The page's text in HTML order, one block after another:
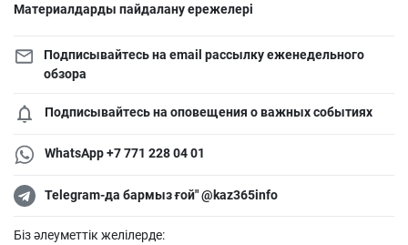
Материалдарды пайдалану ережелері
Подписывайтесь на email рассылку еженедельного
обзора
Подписывайтесь на оповещения о важных событиях
WhatsApp +7 771 228 04 01
Telegram-да бармыз ғой" @kaz365info
Біз әлеуметтік желілерде: